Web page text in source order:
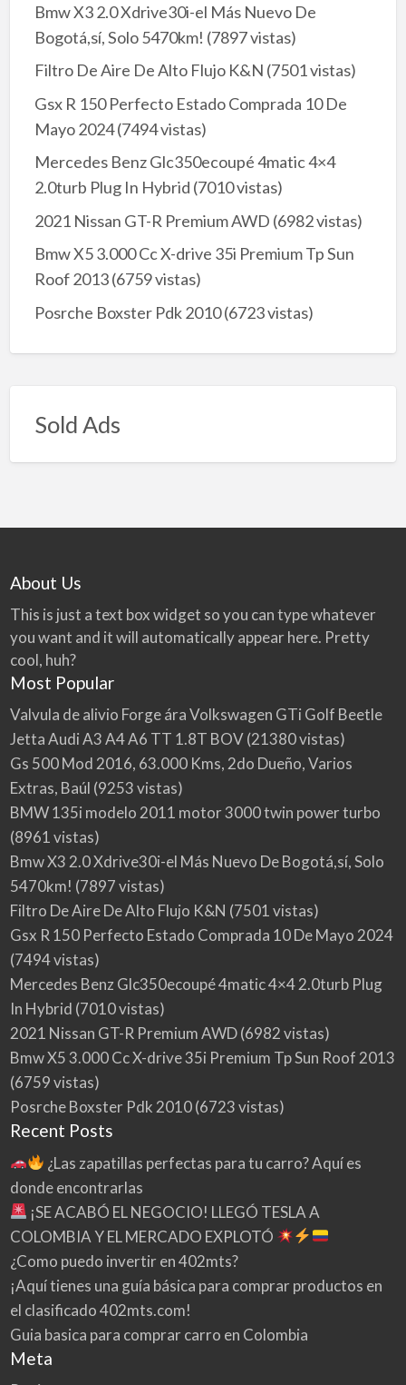
Bmw X3 2.0 Xdrive30i-el Más Nuevo De
Bogotá,sí, Solo 5470km! (7897 vistas)
Filtro De Aire De Alto Flujo K&N (7501 vistas)
Gsx R 150 Perfecto Estado Comprada 10 De
Mayo 2024(7494 vistas)
Mercedes Benz Glc350ecoupé 4matic 4×4
2.0turb Plug In Hybrid (7010 vistas)
2021 Nissan GT-R Premium AWD (6982 vistas)
Bmw X5 3.000 Cc X-drive 35i Premium Tp Sun
Roof 2013(6759 vistas)
Posrche Boxster Pdk 2010(6723 vistas)
Sold Ads
About Us
This is just a text box widget so you can type whatever
you want and it will automatically appear here. Pretty
cool, huh?
Most Popular
Valvula de alivio Forge ára Volkswagen GTi Golf Beetle
Jetta Audi A3 A4 A6 TT 1.8T BOV(21380 vistas)
Gs 500 Mod 2016, 63.000 Kms, 2do Dueño, Varios
Extras, Baúl (9253 vistas)
BMW 135i modelo 2011 motor 3000 twin power turbo
(8961 vistas)
Bmw X3 2.0 Xdrive30i-el Más Nuevo De Bogotá,sí, Solo
5470km! (7897 vistas)
Filtro De Aire De Alto Flujo K&N (7501 vistas)
Gsx R 150 Perfecto Estado Comprada 10 De Mayo 2024
(7494 vistas)
Mercedes Benz Glc350ecoupé 4matic 4×4 2.0turb Plug
In Hybrid (7010 vistas)
2021 Nissan GT-R Premium AWD(6982 vistas)
Bmw X5 3.000 Cc X-drive 35i Premium Tp Sun Roof 2013
(6759 vistas)
Posrche Boxster Pdk 2010(6723 vistas)
Recent Posts
¿Las zapatillas perfectas para tu carro? Aquí es
donde encontrarlas
¡SE ACABÓ EL NEGOCIO! LLEGÓ TESLA A
COLOMBIA Y EL MERCADO EXPLOTÓ
¿Como puedo invertir en 402mts?
¡Aquí tienes una guía básica para comprar productos en
el clasificado 402mts.com!
Guia basica para comprar carro en Colombia
Meta